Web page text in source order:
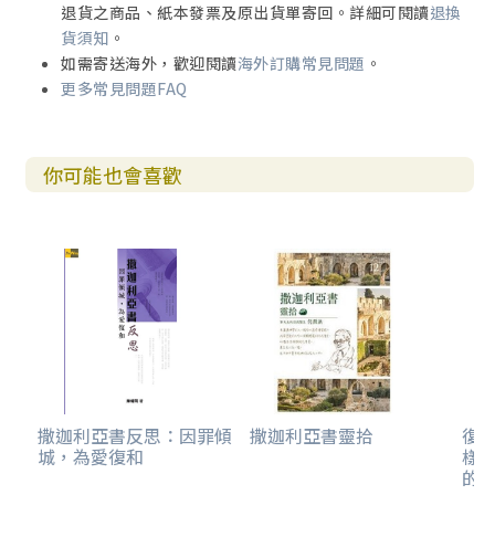
肆 上帝的默示（神諭）——君王被棄絕（九1~十一17）
一、對列國的審判（九1~8）
二、君王的來臨（九9~10）
三、釋放被囚之民（九11~13）
五、上帝應許的復興(十1~12）
1. 上帝所賜的福氣（十1）
4. 猶大得著完全的拯救（十8~12）
六、對牧人的棄絕（十—1~17）
1. 審判的信息（十一1~3）
2. 好牧人被拒的預言（十一4~14）
3. 邪惡牧人的罪狀（十一15~17）
神學反思（九1~十一17）
伍 上帝的默示（神諭）——救贖、煉淨與復興（十二1~十四2
1）
退貨之商品、紙本發票及原出貨單寄回。詳細可閱讀退換
貨須知 。
如需寄送海外，歡迎閱讀海外訂購常見問題 。
更多常見問題FAQ
你可能也會喜歡
撒迦利亞書反思：因罪傾
城，為愛復和
撒迦利亞書靈拾 復
樣
的